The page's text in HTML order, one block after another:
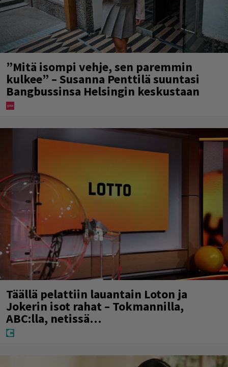
”Mitä isompi vehje, sen paremmin
kulkee” – Susanna Penttilä suuntasi
Bangbussinsa Helsingin keskustaan
Täällä pelattiin lauantain Loton ja
Jokerin isot rahat – Tokmannilla,
ABC:lla, netissä…